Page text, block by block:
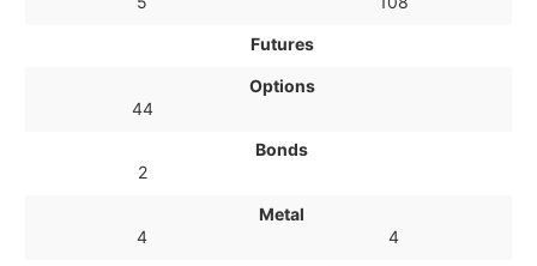
Futures
Options
44
Bonds
2
Metal
4
4